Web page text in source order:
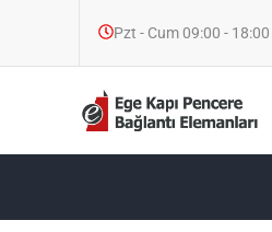
Pzt - Cum 09:00 - 18:00